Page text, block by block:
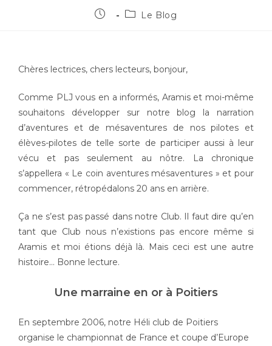
Le Blog
Chères lectrices, chers lecteurs, bonjour,
Comme PLJ vous en a informés, Aramis et moi-même
souhaitons développer sur notre blog la narration
d’aventures et de mésaventures de nos pilotes et
élèves-pilotes de telle sorte de participer aussi à leur
vécu et pas seulement au nôtre. La chronique
s’appellera « Le coin aventures mésaventures » et pour
commencer, rétropédalons 20 ans en arrière.
Ça ne s’est pas passé dans notre Club. Il faut dire qu’en
tant que Club nous n’existions pas encore même si
Aramis et moi étions déjà là. Mais ceci est une autre
histoire… Bonne lecture.
Une marraine en or à Poitiers
En septembre 2006, notre Héli club de Poitiers
organise le championnat de France et coupe d’Europe